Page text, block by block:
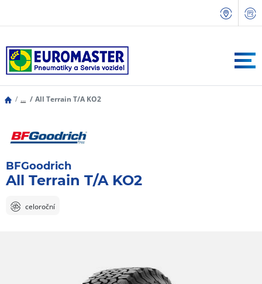
... All Terrain T/A KO2
BFGoodrich
All Terrain T/A KO2
celoroční